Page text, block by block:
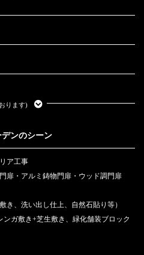
ります)
ンのシーン
ア工事
扉・アルミ鋳物門扉・ウッド調門扉
き、洗い出し仕上、自然石貼り等）
ガ敷き+芝生敷き、緑化舗装ブロック